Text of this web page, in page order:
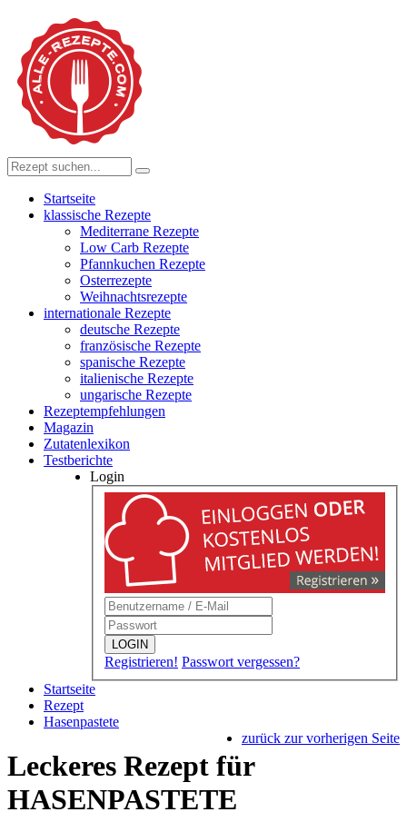
Startseite
klassische Rezepte
Mediterrane Rezepte
Low Carb Rezepte
Pfannkuchen Rezepte
Osterrezepte
Weihnachtsrezepte
internationale Rezepte
deutsche Rezepte
französische Rezepte
spanische Rezepte
italienische Rezepte
ungarische Rezepte
Rezeptempfehlungen
Magazin
Zutatenlexikon
Testberichte
Login
LOGIN
Registrieren! Passwort vergessen?
Startseite
Rezept
Hasenpastete
zurück zur vorherigen Seite
Leckeres Rezept für
HASENPASTETE